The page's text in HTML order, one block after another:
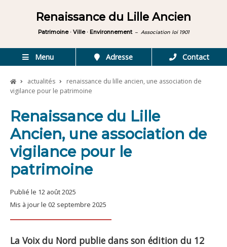
Renaissance du Lille Ancien
Patrimoine · Ville · Environnement– Association loi 1901
Menu Adresse Contact
actualités
renaissance du lille ancien, une association de
vigilance pour le patrimoine
Renaissance du Lille
Ancien, une association de
vigilance pour le
patrimoine
Publié le 12 août 2025
Mis à jour le 02 septembre 2025
La Voix du Nord publie dans son édition du 12